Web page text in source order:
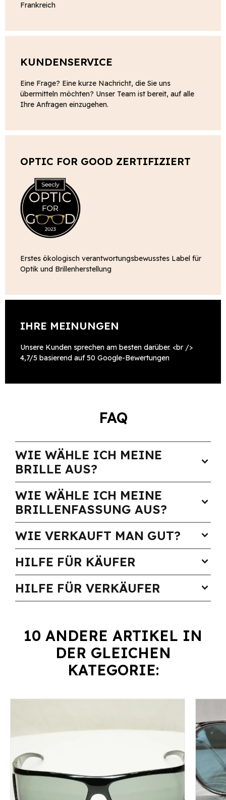
Frankreich
KUNDENSERVICE
Eine Frage? Eine kurze Nachricht, die Sie uns
übermitteln möchten? Unser Team ist bereit, auf alle
Ihre Anfragen einzugehen.
OPTIC FOR GOOD ZERTIFIZIERT
Erstes ökologisch verantwortungsbewusstes Label für
Optik und Brillenherstellung
IHRE MEINUNGEN
Unsere Kunden sprechen am besten darüber. <br />
4,7/5 basierend auf 50 Google-Bewertungen
FAQ
WIE WÄHLE ICH MEINE
BRILLE AUS?
expand_more
WIE WÄHLE ICH MEINE
BRILLENFASSUNG AUS?
expand_more
WIE VERKAUFT MAN GUT? expand_more
HILFE FÜR KÄUFER expand_more
HILFE FÜR VERKÄUFER expand_more
10 ANDERE ARTIKEL IN
DER GLEICHEN
KATEGORIE: